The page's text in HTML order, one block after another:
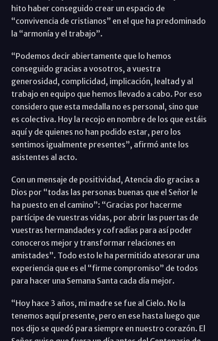
hito haber conseguido crear un espacio de
“convivencia de cristianos” en el que ha predominado
la “armonía y el trabajo”.
“Podemos decir abiertamente que lo hemos
conseguido gracias a vosotros, a vuestra
generosidad, complicidad, implicación, lealtad y al
trabajo en equipo que hemos llevado a cabo. Por eso
considero que esta medalla no es personal, sino que
es colectiva. Hoy la recojo en nombre de los que estáis
aquí y de quienes no han podido estar, pero los
sentimos igualmente presentes”, afirmó ante los
asistentes al acto.
Con un mensaje de positividad, Atencia dio gracias a
Dios por “todas las personas buenas que el Señor le
ha puesto en el camino”: “Gracias por hacerme
partícipe de vuestras vidas, por abrir las puertas de
vuestras hermandades y cofradías para así poder
conoceros mejor y transformar relaciones en
amistades”. Todo esto le ha permitido atesorar una
experiencia que es el “firme compromiso” de todos
para hacer una Semana Santa cada día mejor.
“Hoy hace 3 años, mi madre se fue al Cielo. No la
tenemos aquí presente, pero en ese hasta luego que
nos dijo se quedó para siempre en nuestro corazón. El